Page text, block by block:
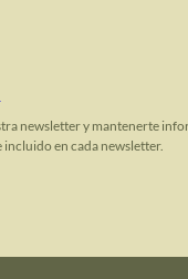
newsletter y mantenerte
en cada newsletter.